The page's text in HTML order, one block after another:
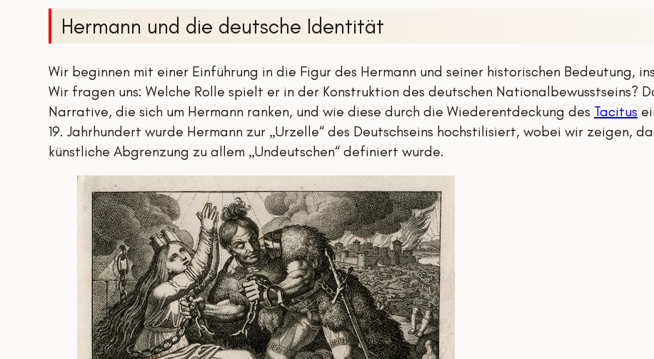
Hermann und die deutsche Identität
Wir beginnen mit einer Einführung in die Figur des Hermann und seiner historischen Bedeutung,
Wir fragen uns: Welche Rolle spielt er in der Konstruktion des deutschen Nationalbewusstseins?
Narrative, die sich um Hermann ranken, und wie diese durch die Wiederentdeckung des Tacitus
19. Jahrhundert wurde Hermann zur „Urzelle“ des Deutschseins hochstilisiert, wobei wir zeigen,
künstliche Abgrenzung zu allem „Undeutschen“ definiert wurde.